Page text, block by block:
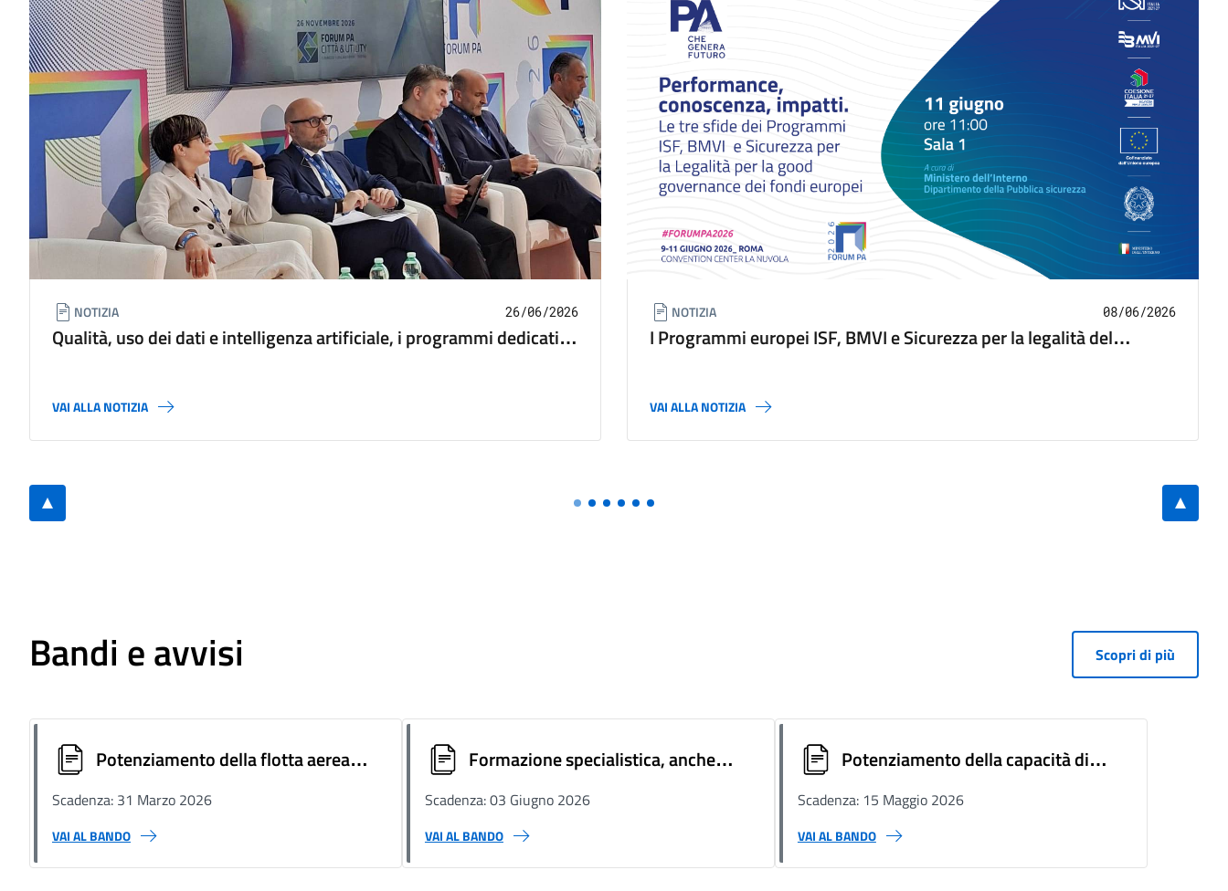
NOTIZIA 26/06/2026
Qualità, uso dei dati e intelligenza artificiale, i programmi dedicati a
VAI ALLA NOTIZIA
NOTIZIA 08/06/2026
I Programmi europei ISF, BMVI e Sicurezza per la legalità del
VAI ALLA NOTIZIA
Bandi e avvisi
Potenziamento della flotta aerea
nazionale impegnata in attività di
frontiere esterne dell’UE (2°
edizione)
Scadenza: 31 Marzo 2026
VAI AL BANDO
Formazione specialistica, anche
all’estero, per il personale impiegato
nelle attività di sorveglianza delle
frontiere esterne dell'UE, compreso
l’ambito EBCG
Scadenza: 03 Giugno 2026
VAI AL BANDO
Potenziamento della capacità di
conoscenza situazionale e dello
scambio di informazioni per la
gestione integrata delle frontiere
esterne
Scadenza: 15 Maggio 2026
VAI AL BANDO
Scopri di più